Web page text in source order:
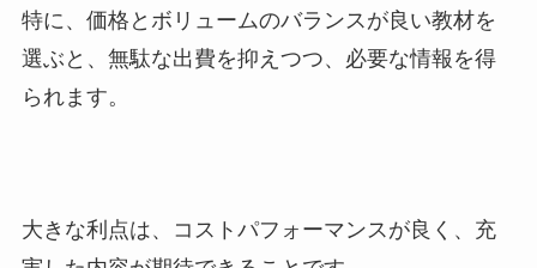
特に、価格とボリュームのバランスが良い教材を
選ぶと、無駄な出費を抑えつつ、必要な情報を得
られます。
大きな利点は、コストパフォーマンスが良く、充